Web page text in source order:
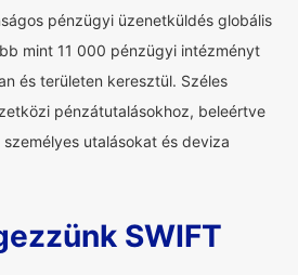
pénzügyi üzenetküldés globális
mint 11 000 pénzügyi intézményt
és területen keresztül. Széles
pénzátutalásokhoz, beleértve
utalásokat és deviza
SWIFT